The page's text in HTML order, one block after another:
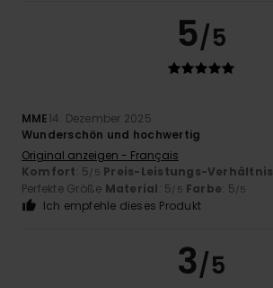
5/5
MME14. Dezember 2025
Wunderschön und hochwertig
Original anzeigen - Français
Komfort: 5/5 Preis-Leistungs-Verhältnis
Perfekte Größe Material: 5/5 Farbe: 5/5
Ich empfehle dieses Produkt
3/5